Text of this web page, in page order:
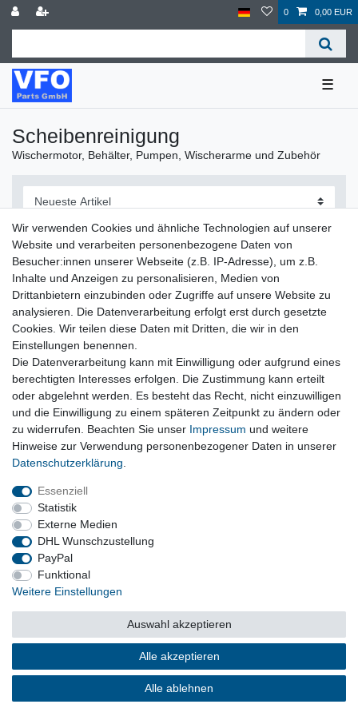
0 0,00 EUR
☰
Scheibenreinigung
Wischermotor, Behälter, Pumpen, Wischerarme und Zubehör
Filter
Wischermotor, Behälter, Pumpen, Wischerarme und Zubehör
Vertrag widerrufen
Impressum
Barrierefreiheitserklärung
Vertrag widerrufen
© Copyright 2026 | Alle Rechte vorbehalten.
Wir verwenden Cookies und ähnliche Technologien auf unserer
Website und verarbeiten personenbezogene Daten von
Besucher:innen unserer Webseite (z.B. IP-Adresse), um z.B.
Inhalte und Anzeigen zu personalisieren, Medien von
Drittanbietern einzubinden oder Zugriffe auf unsere Website zu
analysieren. Die Datenverarbeitung erfolgt erst durch gesetzte
Cookies. Wir teilen diese Daten mit Dritten, die wir in den
Einstellungen benennen.
Die Datenverarbeitung kann mit Einwilligung oder aufgrund eines
berechtigten Interesses erfolgen. Die Zustimmung kann erteilt
oder abgelehnt werden. Es besteht das Recht, nicht einzuwilligen
und die Einwilligung zu einem späteren Zeitpunkt zu ändern oder
zu widerrufen. Beachten Sie unser Impressum und weitere
Hinweise zur Verwendung personenbezogener Daten in unserer
Daten­schutz­erklärung
Essenziell
Statistik
Externe Medien
DHL Wunschzustellung
PayPal
Funktional
Weitere Einstellungen
Alle akzeptieren
Alle ablehnen
Auswahl akzeptieren